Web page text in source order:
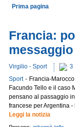
Prima pagina
Francia:
Virgilio - Sport 3
Sport- Francia-
Facundo Tello e il caso
pensano al passaggio
francese per Argentina
Leggi la notizia